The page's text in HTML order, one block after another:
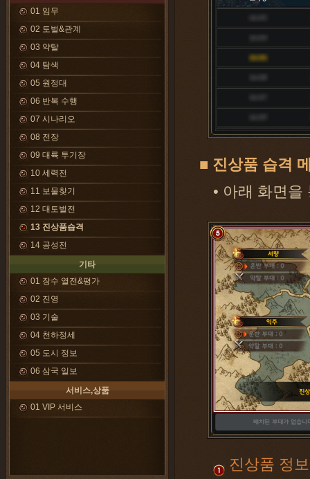
01 임무
02 토벌&관계
03 약탈
04 탐색
05 원정대
06 반복 수행
07 시나리오
08 전장
09 대륙 투기장
10 세력전
11 보물찾기
12 대토벌전
13 진상품습격
14 공성전
기타
01 장수 열전&평가
02 진영
03 기술
04 천하정세
05 도시 정보
06 삼국 일보
서비스,상품
01 VIP 서비스
■ 진상품 습격
• 아래 화면
진상품 정보